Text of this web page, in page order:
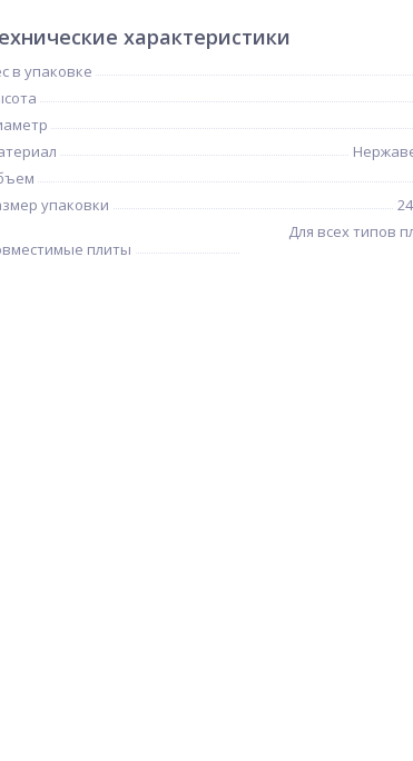
характеристики
в упаковке
упаковки
плиты
Для всех типов